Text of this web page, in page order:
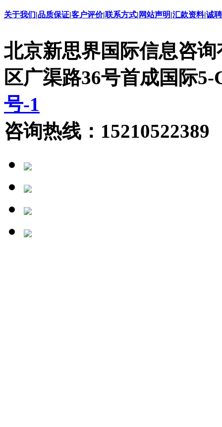
关于我们|品质保证|客户评价|联系方式| 网站声明|汇款资料|诚
北京新思界国际信息咨
区广渠路36号首成国际
号-1
咨询热线：